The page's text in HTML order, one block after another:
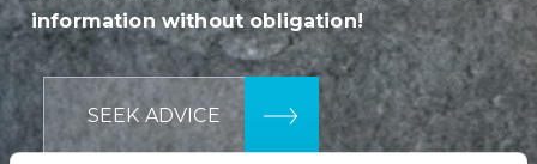
information without obligation!
SEEK ADVICE